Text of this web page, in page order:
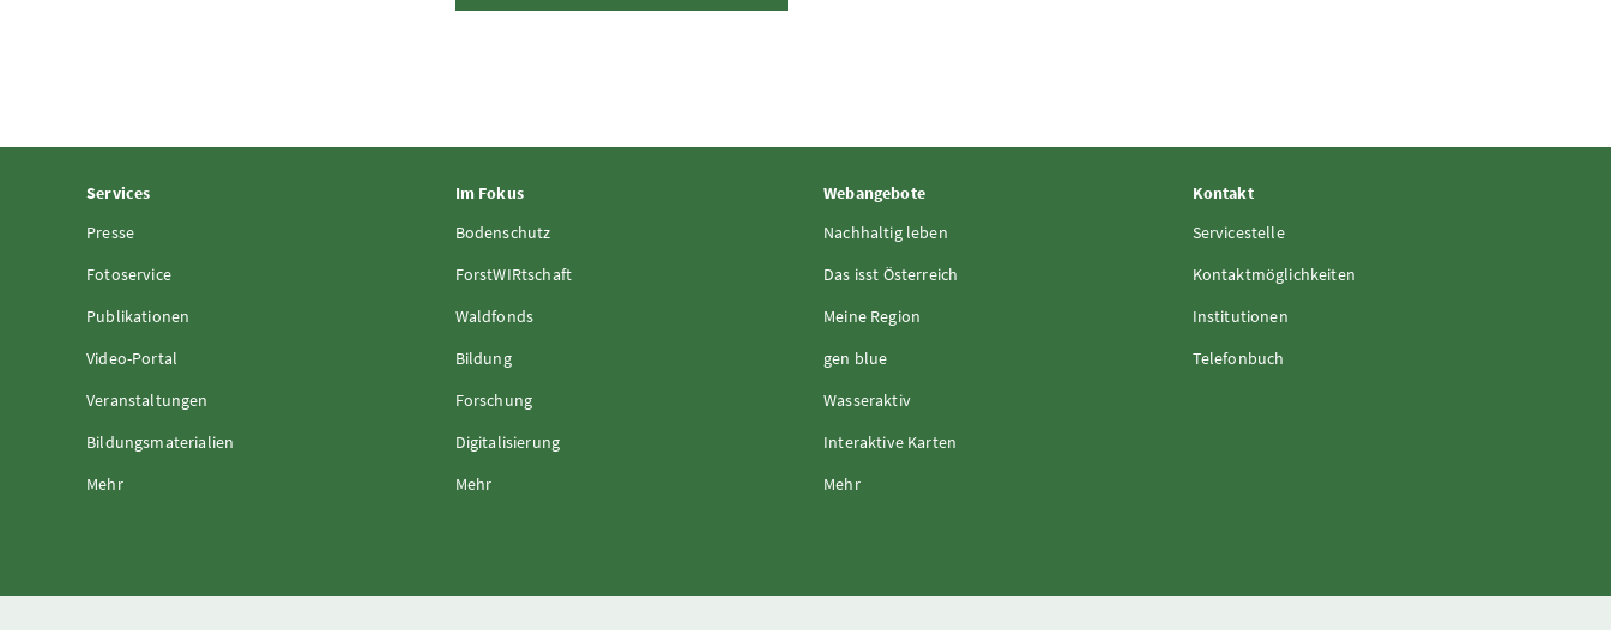
Services
Presse
Fotoservice
Publikationen
Video-Portal
Veranstaltungen
Bildungsmaterialien
Mehr
Im Fokus
Bodenschutz
ForstWIRtschaft
Waldfonds
Bildung
Forschung
Digitalisierung
Mehr
Webangebote
Nachhaltig leben
Das isst Österreich
Meine Region
gen blue
Wasseraktiv
Interaktive Karten
Mehr
Kontakt
Servicestelle
Kontaktmöglichkeiten
Institutionen
Telefonbuch